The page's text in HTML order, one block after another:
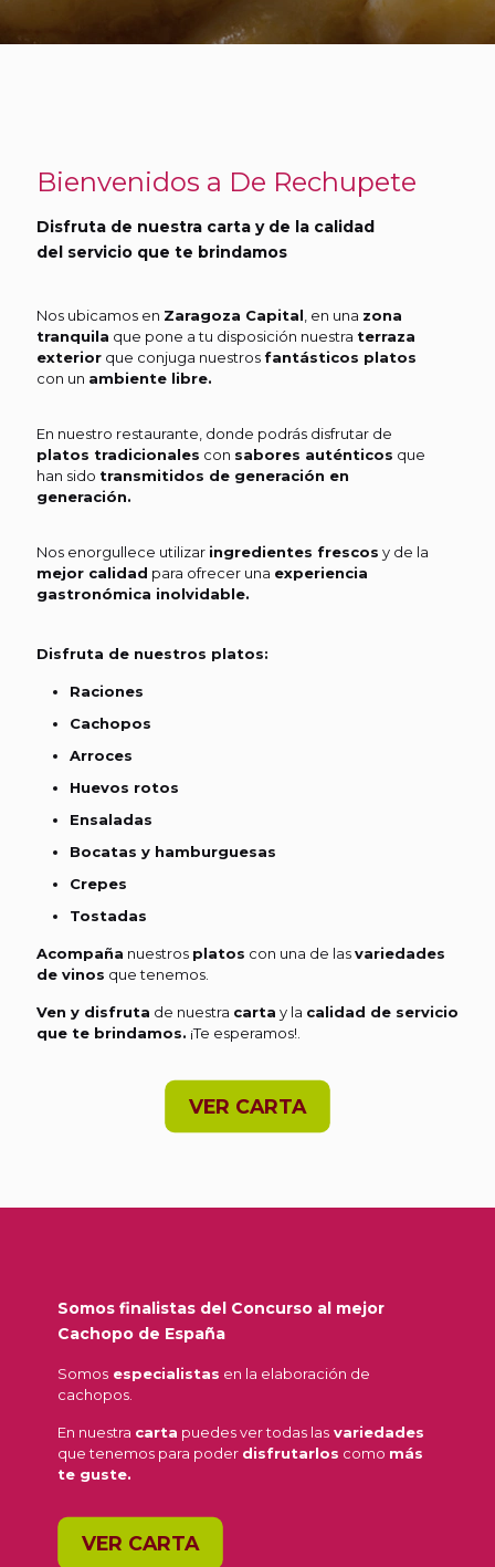
Bienvenidos a De Rechupete
Disfruta de nuestra carta y de la calidad
del servicio que te brindamos
Nos ubicamos en Zaragoza Capital , en una zona
tranquila que pone a tu disposición nuestra terraza
exterior que conjuga nuestros fantásticos platos
con un ambiente libre.
En nuestro restaurante, donde podrás disfrutar de
platos tradicionales con sabores auténticos que
han sido transmitidos de generación en
generación.
Nos enorgullece utilizar ingredientes frescos y de la
mejor calidad para ofrecer una experiencia
gastronómica inolvidable.
Disfruta de nuestros platos:
Raciones
Cachopos
Arroces
Huevos rotos
Ensaladas
Bocatas y hamburguesas
Crepes
Tostadas
Acompaña nuestros platos con una de lasvariedades
de vinos que tenemos.
Ven y disfruta de nuestra carta y la calidad de servicio
que te brindamos. ¡Te esperamos!.
VER CARTA
Somos finalistas del Concurso al mejor
Cachopo de España
Somos especialistas en la elaboración de
cachopos.
En nuestra carta puedes ver todas las variedades
que tenemos para poder disfrutarlos como más
te guste.
VER CARTA